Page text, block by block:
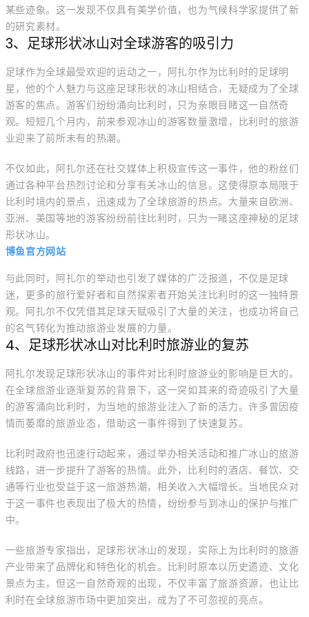
某些迹象。这一发现不仅具有美学价值，也为气候科学家提供了新
的研究素材。
3、足球形状冰山对全球游客的吸引力
足球作为全球最受欢迎的运动之一，阿扎尔作为比利时的足球明
星，他的个人魅力与这座足球形状的冰山相结合，无疑成为了全球
游客的焦点。游客们纷纷涌向比利时，只为亲眼目睹这一自然奇
观。短短几个月内，前来参观冰山的游客数量激增，比利时的旅游
业迎来了前所未有的热潮。
不仅如此，阿扎尔还在社交媒体上积极宣传这一事件，他的粉丝们
通过各种平台热烈讨论和分享有关冰山的信息。这使得原本局限于
比利时境内的景点，迅速成为了全球旅游的热点。大量来自欧洲、
亚洲、美国等地的游客纷纷前往比利时，只为一睹这座神秘的足球
形状冰山。
博鱼官方网站
与此同时，阿扎尔的举动也引发了媒体的广泛报道，不仅是足球
迷，更多的旅行爱好者和自然探索者开始关注比利时的这一独特景
观。阿扎尔不仅凭借其足球天赋吸引了大量的关注，也成功将自己
的名气转化为推动旅游业发展的力量。
4、足球形状冰山对比利时旅游业的复苏
阿扎尔发现足球形状冰山的事件对比利时旅游业的影响是巨大的。
在全球旅游业逐渐复苏的背景下，这一突如其来的奇迹吸引了大量
的游客涌向比利时，为当地的旅游业注入了新的活力。许多曾因疫
情而萎靡的旅游业态，借助这一事件得到了快速复苏。
比利时政府也迅速行动起来，通过举办相关活动和推广冰山的旅游
线路，进一步提升了游客的热情。此外，比利时的酒店、餐饮、交
通等行业也受益于这一旅游热潮，相关收入大幅增长。当地民众对
于这一事件也表现出了极大的热情，纷纷参与到冰山的保护与推广
中。
一些旅游专家指出，足球形状冰山的发现，实际上为比利时的旅游
产业带来了品牌化和特色化的机会。比利时原本以历史遗迹、文化
景点为主，但这一自然奇观的出现，不仅丰富了旅游资源，也让比
利时在全球旅游市场中更加突出，成为了不可忽视的亮点。